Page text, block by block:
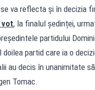
va reflecta și în decizia
vot, la finalul ședinței,
partidului
doilea partid care ia o
au decis în unanimitate
Tomac.